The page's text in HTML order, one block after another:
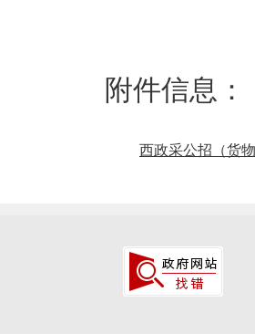
附件信息：
西政采公招（货